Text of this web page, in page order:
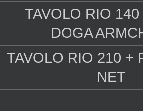
TAVOLO RIO
DOGA
TAVOLO RIO 210 +
NET